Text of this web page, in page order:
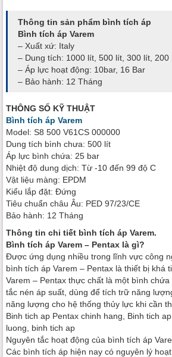
Thông tin sản phẩm bình tích áp
Bình tích áp Varem
– Xuất xứ: Italy
– Dung tích: 1000 lít, 500 lít, 300 lít, 200
– Áp lực hoạt động: 10bar, 16 Bar
– Bảo hành: 12 Tháng
THÔNG SỐ KỸ THUẬT
Bình tích áp Varem
Model: S8 500 V61CS 000000
Dung tích bình chưa: 500 lít
Áp lực bình chứa: 25 bar
Nhiệt độ dung dịch: Từ -10 đến 99 độ C
Vật liệu màng: EPDM
Kiểu lắp đặt: Đứng
Tiêu chuẩn châu Âu: PED 97/23/CE
Bảo hành: 12 Tháng
Thông tin chi tiết bình tích áp Varem.
Bình tích áp Varem – Pentax là gì?
Được ứng dụng nhiều trong lĩnh vực công
bình tích áp Varem – Pentax là thiết bị khá
Varem – Pentax thực chất là một bình
tắc nén áp suất, dùng để tích trữ năng
năng lượng cho hệ thống thủy lực khi cần
Binh tich ap Pentax chinh hang, Binh tich
luong, binh tich ap
Nguyên tắc hoạt động của bình tích áp
Các bình tích áp hiện nay có nguyên lý